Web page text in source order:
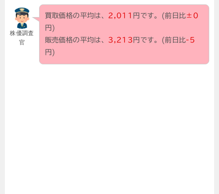
株優調査
官
買取価格の平均は、 2,011 円です。(前日比±0
円)
販売価格の平均は、 3,213 円です。(前日比-5
円)